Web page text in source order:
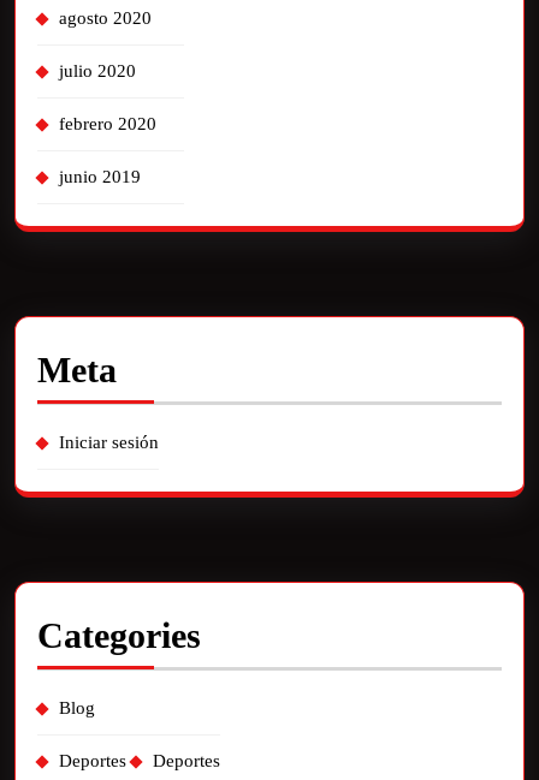
agosto 2020
julio 2020
febrero 2020
junio 2019
Meta
Iniciar sesión
Categories
Blog
Deportes Deportes